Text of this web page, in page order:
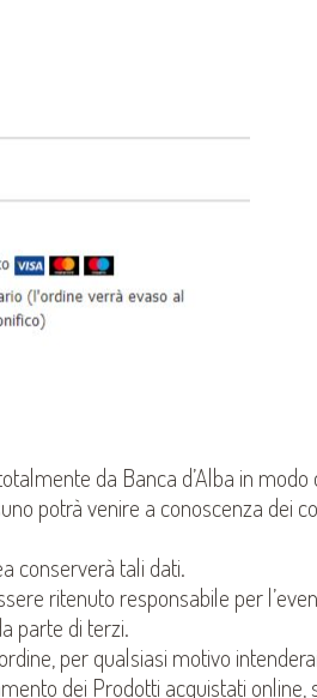
da Banca d’Alba in modo
potrà venire a conoscenza dei
conserverà tali dati.
ritenuto responsabile per
parte di terzi.
per qualsiasi motivo
dei Prodotti acquistati online,